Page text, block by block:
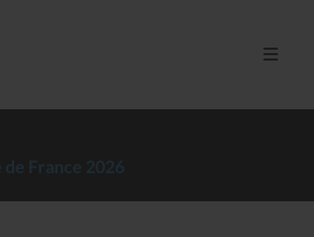
de France 2026